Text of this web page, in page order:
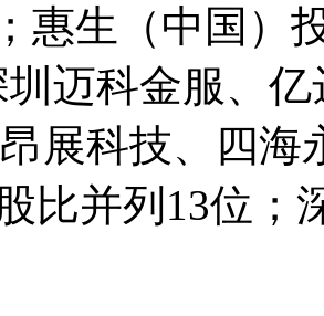
惠生（中国）
迈科金服、
展科技、四海
比并列13位；